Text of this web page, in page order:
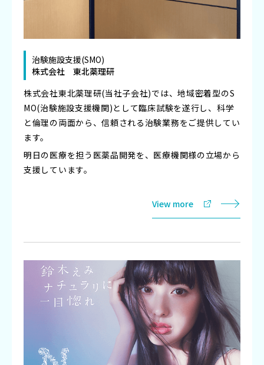
治験施設支援(SMO)
株式会社 東北薬理研
株式会社東北薬理研(当社子会社)では、地域密着型のS
MO(治験施設支援機関)として臨床試験を遂行し、科学
と倫理の両面から、信頼される治験業務をご提供してい
ます。
明日の医療を担う医薬品開発を、医療機関様の立場から
支援しています。
View more